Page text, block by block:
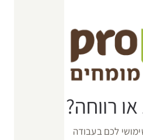
רווחה?
לכם בעבודה